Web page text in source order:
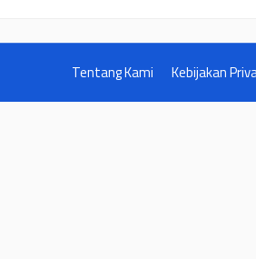
Tentang Kami Kebijakan